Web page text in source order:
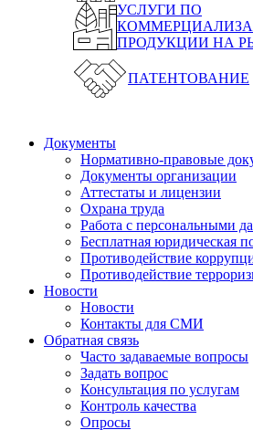
УСЛУГИ ПО
ПРОДУКЦИИ НА
ПАТЕНТОВАНИЕ
Документы
Нормативно-правовые
Документы организации
Аттестаты и лицензии
Охрана труда
Работа с персональными
Бесплатная юридическая
Противодействие
Противодействие
Новости
Новости
Контакты для СМИ
Обратная связь
Часто задаваемые вопросы
Задать вопрос
Консультация по услугам
Контроль качества
Опросы